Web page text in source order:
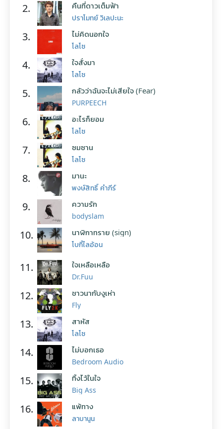
2. คืนที่ดาวเต็มฟ้า
ปราโมทย์ วิเลปะนะ
3. ไม่คิดนอกใจ
โลโซ
4. ใจสั่งมา
โลโซ
5. กลัวว่าฉันจะไม่เสียใจ (Fear)
PURPEECH
6. อะไรก็ยอม
โลโซ
7. ซมซาน
โลโซ
8. มานะ
พงษ์สิทธิ์ คำภีร์
9. ความรัก
bodyslam
10. นาฬิกาทราย (sign)
โบกี้ไลอ้อน
11. ใจเหลือเหลือ
Dr.Fuu
12. ชาวนากับงูเห่า
Fly
13. สาหัส
โลโซ
14. ไม่บอกเธอ
Bedroom Audio
15. ทิ้งไว้ในใจ
Big Ass
16. แพ้ทาง
ลาบานูน